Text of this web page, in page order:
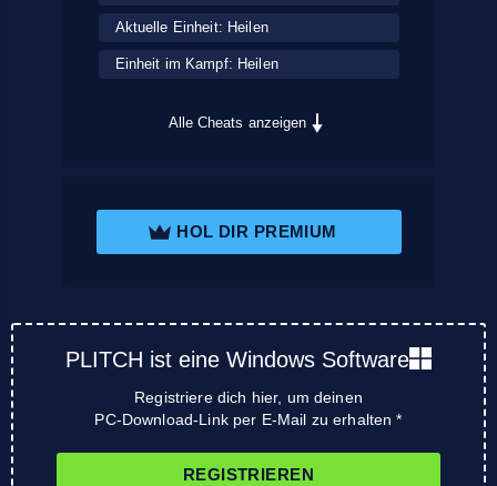
Aktuelle Einheit: Heilen
Einheit im Kampf: Heilen
Alle Cheats anzeigen
HOL DIR PREMIUM
PLITCH ist eine Windows Software
Registriere dich hier, um deinen
PC-Download-Link per E-Mail zu erhalten *
REGISTRIEREN